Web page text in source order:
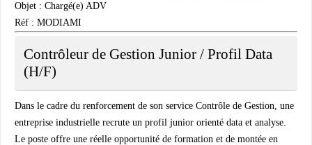
Objet : Chargé(e) ADV
Réf : MODIAMI
Contrôleur de Gestion Junior / Profil Data
(H/F)
Dans le cadre du renforcement de son service Contrôle de Gestion, une
entreprise industrielle recrute un profil junior orienté data et analyse.
Le poste offre une réelle opportunité de formation et de montée en